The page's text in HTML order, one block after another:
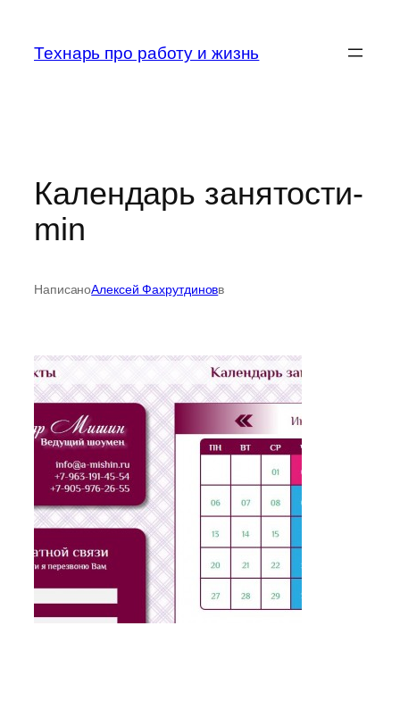
содержимому
Технарь про работу и жизнь
Календарь занятости-
min
НаписаноАлексей Фахрутдиновв